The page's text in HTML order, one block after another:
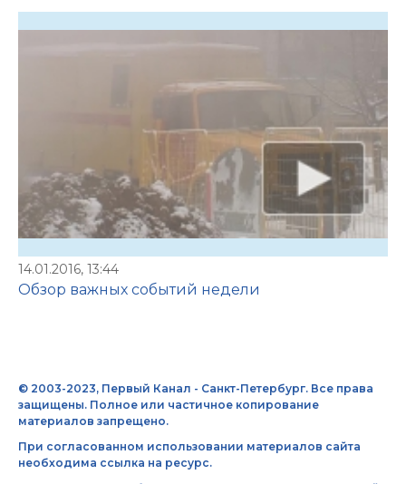
14.01.2016, 13:44
Обзор важных событий недели
© 2003-2023, Первый Канал - Санкт-Петербург. Все права
защищены. Полное или частичное копирование
материалов запрещено.
При согласованном использовании материалов сайта
необходима ссылка на ресурс.